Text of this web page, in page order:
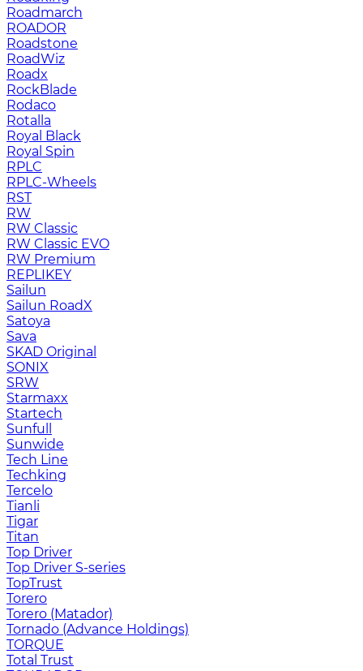
Roadmarch
ROADOR
Roadstone
RoadWiz
Roadx
RockBlade
Rodaco
Rotalla
Royal Black
Royal Spin
RPLC
RPLC-Wheels
RST
RW
RW Classic
RW Classic EVO
RW Premium
RЕPLIKEY
Sailun
Sailun RoadX
Satoya
Sava
SKAD Original
SONIX
SRW
Starmaxx
Startech
Sunfull
Sunwide
Tech Line
Techking
Tercelo
Tianli
Tigar
Titan
Top Driver
Top Driver S-series
TopTrust
Torero
Torero (Matador)
Tornado (Advance Holdings)
TORQUE
Total Trust